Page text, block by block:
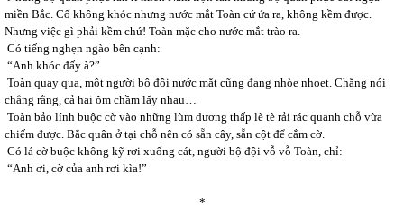
miền Bắc. Cố không khóc nhưng nước mắt Toàn cứ ứa ra, không kềm được.
Nhưng việc gì phải kềm chứ! Toàn mặc cho nước mắt trào ra.
Có tiếng nghẹn ngào bên cạnh:
“Anh khóc đấy à?”
Toàn quay qua, một người bộ đội nước mắt cũng đang nhòe nhoẹt. Chẳng nói
chẳng rằng, cả hai ôm chầm lấy nhau…
Toàn bảo lính buộc cờ vào những lùm dương thấp lè tè rải rác quanh chỗ vừa
chiếm được. Bắc quân ở tại chỗ nên có sẵn cây, sẵn cột để cắm cờ.
Có lá cờ buộc không kỹ rơi xuống cát, người bộ đội vỗ vỗ Toàn, chỉ:
“Anh ơi, cờ của anh rơi kìa!”
*